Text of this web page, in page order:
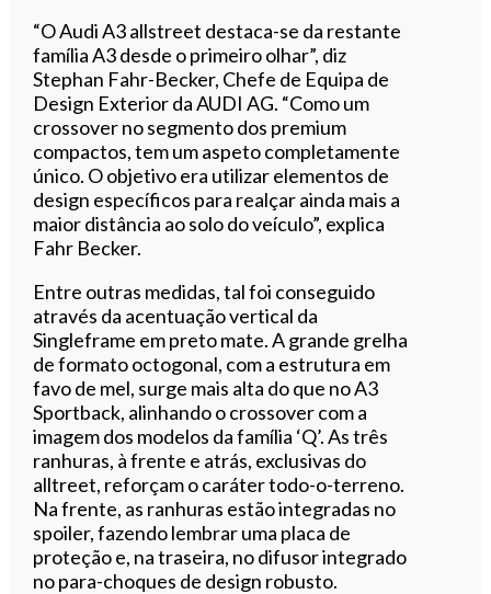
“O Audi A3 allstreet destaca-se da restante
família A3 desde o primeiro olhar”, diz
Stephan Fahr-Becker, Chefe de Equipa de
Design Exterior da AUDI AG. “Como um
crossover no segmento dos premium
compactos, tem um aspeto completamente
único. O objetivo era utilizar elementos de
design específicos para realçar ainda mais a
maior distância ao solo do veículo”, explica
Fahr Becker.
Entre outras medidas, tal foi conseguido
através da acentuação vertical da
Singleframe em preto mate. A grande grelha
de formato octogonal, com a estrutura em
favo de mel, surge mais alta do que no A3
Sportback, alinhando o crossover com a
imagem dos modelos da família ‘Q’. As três
ranhuras, à frente e atrás, exclusivas do
alltreet, reforçam o caráter todo-o-terreno.
Na frente, as ranhuras estão integradas no
spoiler, fazendo lembrar uma placa de
proteção e, na traseira, no difusor integrado
no para-choques de design robusto.